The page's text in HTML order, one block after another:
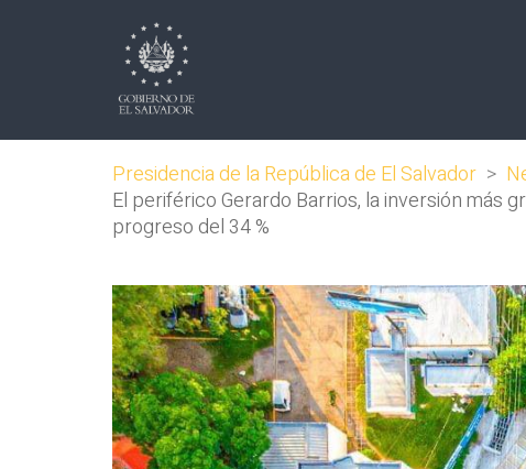
Presidencia de la República de El Salvador >
El periférico Gerardo Barrios, la inversión más
progreso del 34 %